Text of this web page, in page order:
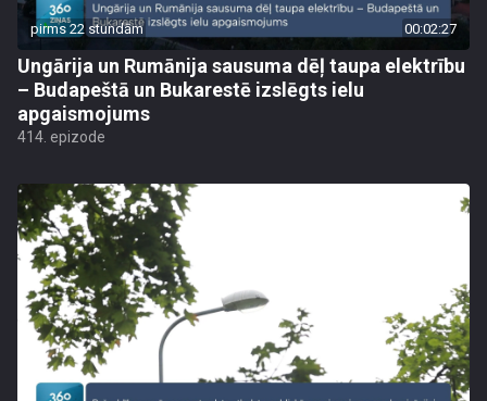
pirms 22 stundām 00:02:27
Ungārija un Rumānija sausuma dēļ taupa elektrību
– Budapeštā un Bukarestē izslēgts ielu
apgaismojums
414. epizode